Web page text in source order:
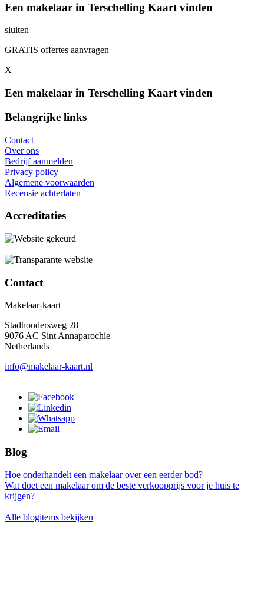
Een makelaar in Terschelling Kaart vinden
sluiten
GRATIS offertes aanvragen
X
Een makelaar in Terschelling Kaart vinden
Belangrijke links
Contact
Over ons
Bedrijf aanmelden
Privacy policy
Algemene voorwaarden
Recensie achterlaten
Accreditaties
Contact
Makelaar-kaart
Stadhoudersweg 28
9076 AC Sint Annaparochie
Netherlands
info@makelaar-kaart.nl
Blog
Hoe onderhandelt een makelaar over een eerder bod?
Wat doet een makelaar om de beste verkoopprijs voor je huis te
krijgen?
Alle blogitems bekijken